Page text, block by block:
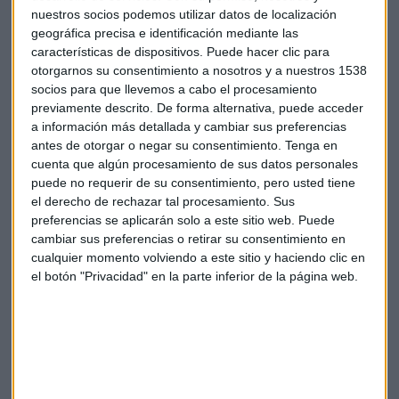
nuestros socios podemos utilizar datos de localización
geográfica precisa e identificación mediante las
características de dispositivos. Puede hacer clic para
otorgarnos su consentimiento a nosotros y a nuestros 1538
socios para que llevemos a cabo el procesamiento
previamente descrito. De forma alternativa, puede acceder
a información más detallada y cambiar sus preferencias
antes de otorgar o negar su consentimiento. Tenga en
cuenta que algún procesamiento de sus datos personales
puede no requerir de su consentimiento, pero usted tiene
el derecho de rechazar tal procesamiento. Sus
preferencias se aplicarán solo a este sitio web. Puede
cambiar sus preferencias o retirar su consentimiento en
cualquier momento volviendo a este sitio y haciendo clic en
el botón "Privacidad" en la parte inferior de la página web.
que supone un crecimiento del 2,6% en términos orgánicos,
y los ingresos en Reino Unido se situaban en los 5.149
millones de euros, un descenso del 0,8%. La cifra de
negocios anual está próxima a los 7.000 millones de euros, y
el beneficio de explotación cercano a los 1.700 millones.
Empresas Telefónica O2
Suscríbete a nuestros boletines